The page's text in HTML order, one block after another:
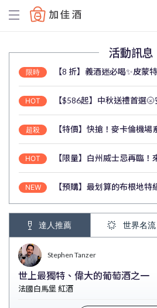
Baccus
活動訊息
限時 【8 折】義酒迷必喝✨皮蒙
HOT
超殺 【特價】快搶！麥卡倫機場
HOT
NEW
達人推薦 世界名流
Stephen Tanzer
世上最獨特、偉大的葡萄酒之一
法國白馬堡 紅酒